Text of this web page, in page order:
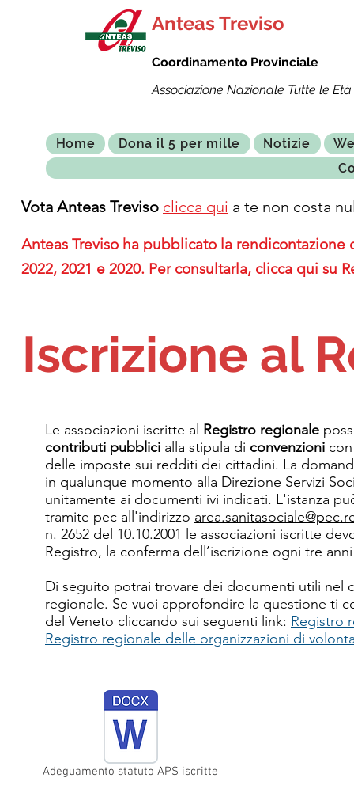
Anteas Treviso
Coordinamento Provinciale
Associazione Nazionale Tutte le
Home Dona il 5 per mille Notizie
Vota Anteas Treviso clicca qui a te non costa
Anteas Treviso ha pubblicato la
2022, 2021 e 2020. Per consultarla, clicca qui su
Iscrizione al
Le associazioni iscritte al Registro regionale
contributi pubblici alla stipula di convenzioni
delle imposte sui redditi dei cittadini. La
in qualunque momento alla Direzione Servizi
unitamente ai documenti ivi indicati. L'istanza
tramite pec all'indirizzo
n. 2652 del 10.10.2001 le associazioni iscritte
Registro, la conferma dell’iscrizione ogni tre
Di seguito potrai trovare dei documenti utili nel
regionale. Se vuoi approfondire la questione ti
del Veneto cliccando sui seguenti link: Registro
Registro regionale delle organizzazioni di
Adeguamento statuto APS iscritte